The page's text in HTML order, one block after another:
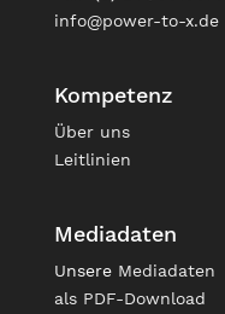
info@power-to-x.de
Kompetenz
Über uns
Leitlinien
Mediadaten
Unsere Mediadaten
als PDF-Download